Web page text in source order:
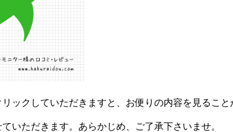
ックしていただきますと、お便りの内容を見るこ
いただきます。あらかじめ、ご了承下さいませ。